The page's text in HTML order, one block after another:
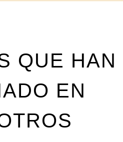
QUE HAN
EN